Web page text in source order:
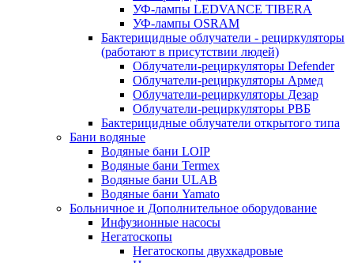
УФ-лампы LEDVANCE TIBERA
УФ-лампы OSRAM
Бактерицидные облучатели - рециркуляторы
(работают в присутствии людей)
Облучатели-рециркуляторы Defender
Облучатели-рециркуляторы Армед
Облучатели-рециркуляторы Дезар
Облучатели-рециркуляторы РВБ
Бактерицидные облучатели открытого типа
Бани водяные
Водяные бани LOIP
Водяные бани Termex
Водяные бани ULAB
Водяные бани Yamato
Больничное и Дополнительное оборудование
Инфузионные насосы
Негатоскопы
Негатоскопы двухкадровые